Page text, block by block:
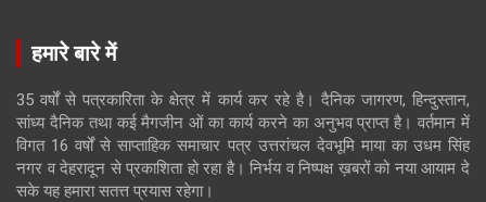
हमारे बारे में
35 वर्षों से पत्रकारिता के क्षेत्र में कार्य कर रहे है। दैनिक जागरण, हिन्दुस्तान,
सांध्य दैनिक तथा कई मैगजीन ओं का कार्य करने का अनुभव प्राप्त है। वर्तमान में
विगत 16 वर्षों से साप्ताहिक समाचार पत्र उत्तरांचल देवभूमि माया का उधम सिंह
नगर व देहरादून से प्रकाशिता हो रहा है। निर्भय व निष्पक्ष ख़बरों को नया आयाम दे
सके यह हमारा सतत्त प्रयास रहेगा।